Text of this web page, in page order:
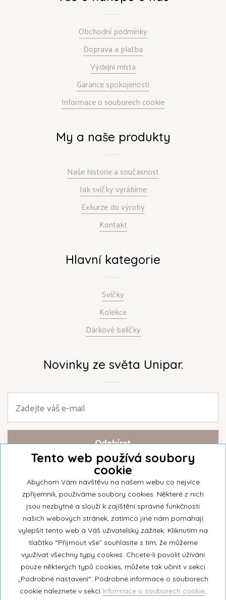
Obchodní podmínky
Doprava a platba
Výdejní místa
Garance spokojenosti
Informace o souborech cookie
My a naše produkty
Naše historie a současnost
Jak svíčky vyrábíme
Exkurze do výroby
Kontakt
Hlavní kategorie
Svíčky
Kolekce
Dárkové balíčky
Novinky ze světa Unipar.
Přihlašte se k našemu newsletteru a buďte jako první informováni o
nejnovějších kolekcích svíček a aktualitách z rodinné firmy Unipar.
© 2026 Unipar
+420 571 651 531
eshop@unipar.cz
Tento web používá soubory
cookie
Abychom Vám návštěvu na našem webu co nejvíce
zpříjemnili, používáme soubory cookies. Některé z nich
jsou nezbytné a slouží k zajíštění správné funkčnosti
našich webových stránek, zatímco jiné nám pomáhají
vylepšit tento web a Váš uživatelský zážitek. Kliknutím na
tlačítko “Přijmout vše” souhlasíte s tím, že můžeme
využívat všechny typy cookies. Chcete-li povolit užívání
pouze některých typů cookies, můžete tak učinit v sekci
„Podrobné nastavení“. Podrobné informace o souborech
cookie naleznete v sekci Informace o souborech cookie.